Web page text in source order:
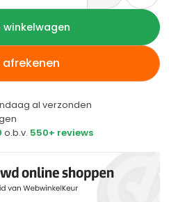
winkelwagen
afrekenen
al verzonden
o.b.v. 550+ reviews